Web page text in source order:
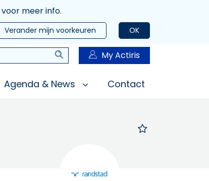
voor meer info.
OK
Verander mijn voorkeuren
Zoeken My Actiris
Agenda & News Contact